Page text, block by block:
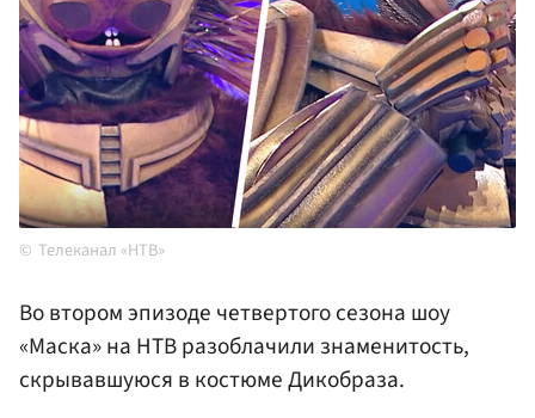
Телеканал «НТВ»
Во втором эпизоде четвертого сезона шоу
«Маска» на НТВ разоблачили знаменитость,
скрывавшуюся в костюме Дикобраза.